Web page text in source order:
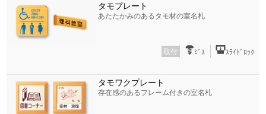
タモプレート
あたたかみのあるタモ材の室名札
取付 ﾋﾞｽ ｽﾗｲﾄﾞﾛｯｸ
タモワクプレート
存在感のあるフレーム付きの室名札